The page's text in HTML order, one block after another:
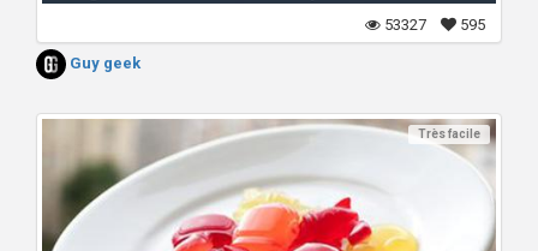
595
53327
Guy geek
Très facile